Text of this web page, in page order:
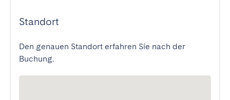
Standort
Den genauen Standort erfahren Sie nach der
Buchung.